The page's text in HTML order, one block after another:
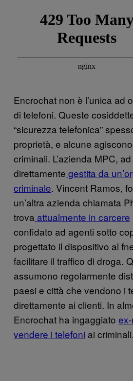
Encrochat non è l’unica ad
di telefoni. Queste
“sicurezza telefonica”
proprietà, e alcune
criminali. L’azienda MPC,
direttamente gestita da
criminale. Vincent Ramos,
un’altra azienda chiamata
trova attualmente in carcere
confidato ad agenti sotto
progettato il dispositivo al
facilitare il traffico di droga.
assumono regolarmente
paesi e città che vendono i
direttamente ai clienti. In
Encrochat ha ingaggiato
vendere i telefoni ai criminali.